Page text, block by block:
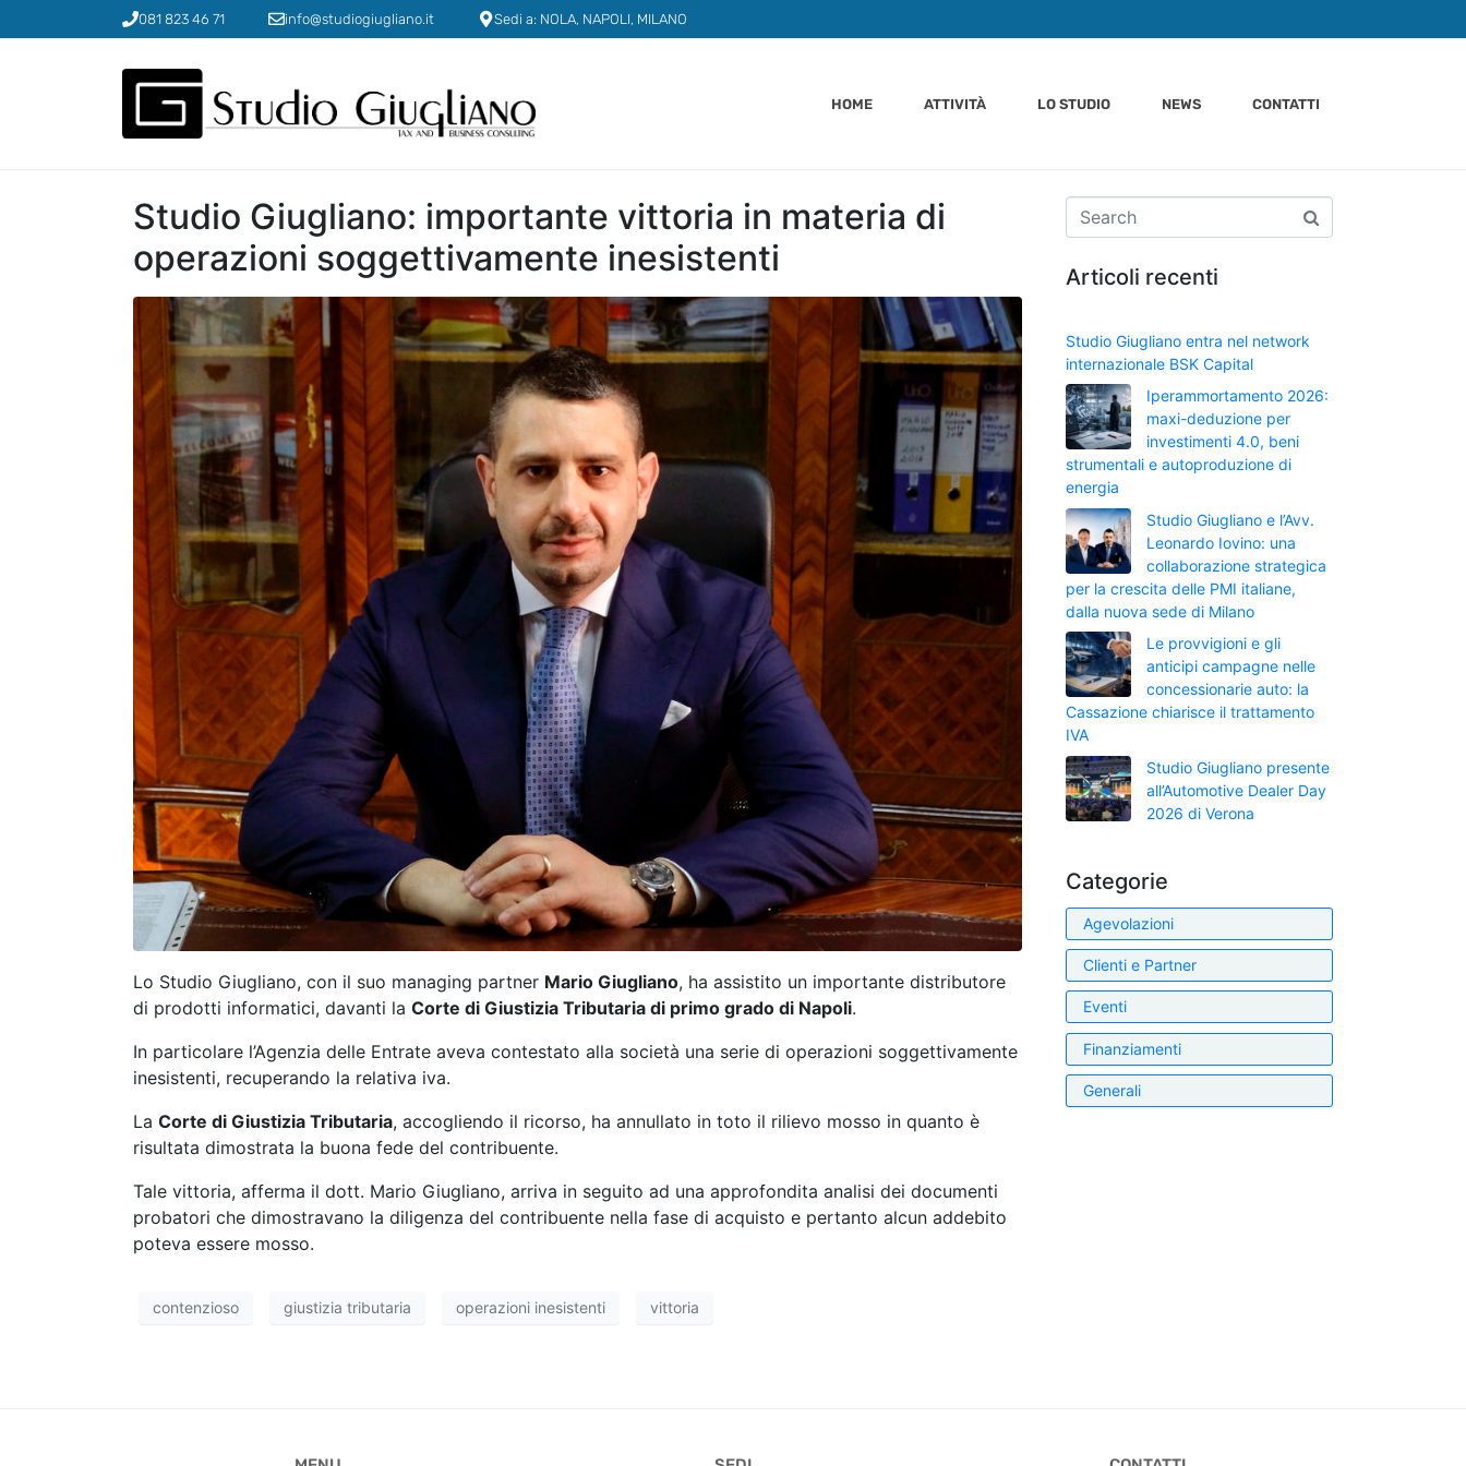
081 823 46 71 info@studiogiugliano.it Sedi a: NOLA, NAPOLI, MILANO
HOME ATTIVITÀ LO STUDIO NEWS CONTATTI
Studio Giugliano: importante vittoria in materia di
operazioni soggettivamente inesistenti
Lo Studio Giugliano, con il suo managing partner Mario Giugliano, ha assistito un importante distributore
di prodotti informatici, davanti la Corte di Giustizia Tributaria di primo grado di Napoli.
In particolare l’Agenzia delle Entrate aveva contestato alla società una serie di operazioni soggettivamente
inesistenti, recuperando la relativa iva.
La Corte di Giustizia Tributaria, accogliendo il ricorso, ha annullato in toto il rilievo mosso in quanto è
risultata dimostrata la buona fede del contribuente.
Tale vittoria, afferma il dott. Mario Giugliano, arriva in seguito ad una approfondita analisi dei documenti
probatori che dimostravano la diligenza del contribuente nella fase di acquisto e pertanto alcun addebito
poteva essere mosso.
contenzioso giustizia tributaria operazioni inesistenti vittoria
Articoli recenti
Studio Giugliano entra nel network
internazionale BSK Capital
Iperammortamento 2026:
maxi-deduzione per
investimenti 4.0, beni
strumentali e autoproduzione di
energia
Studio Giugliano e l’Avv.
Leonardo Iovino: una
collaborazione strategica
per la crescita delle PMI italiane,
dalla nuova sede di Milano
Le provvigioni e gli
anticipi campagne nelle
concessionarie auto: la
Cassazione chiarisce il trattamento
IVA
Studio Giugliano presente
all’Automotive Dealer Day
2026 di Verona
Categorie
Agevolazioni
Clienti e Partner
Eventi
Finanziamenti
Generali